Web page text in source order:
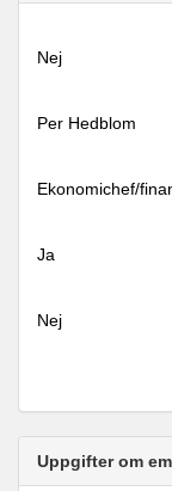
Nej
Per Hedblom
Ekonomichef/
Ja
Nej
Uppgifter om